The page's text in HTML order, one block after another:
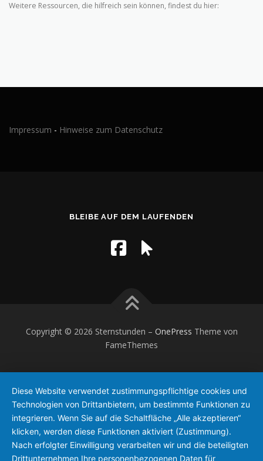
Weitere Ressourcen, die hilfreich sein können, findest du hier:
Impressum - Hinweise zum Datenschutz
BLEIBE AUF DEM LAUFENDEN
Copyright © 2026 Sternstunden – OnePress Theme von
FameThemes
Diese Website verwendet zustimmungspflichtige cookies und
Technologien von Drittanbietern, um bestimmte Funktionen zu
integrieren. Wenn Sie auf die Schaltfläche „Alle akzeptieren“
klicken, werden diese Funktionen aktiviert (Zustimmung).
Nach erfolgter Einwilligung verarbeiten wir und die beteiligten
Drittunternehmen Ihre personenbezogenen Daten für